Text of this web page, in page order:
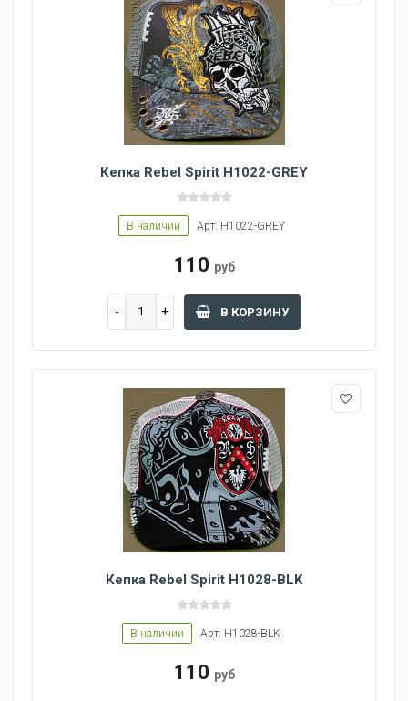
Кепка Rebel Spirit H1022-GREY
В наличии Арт: H1022-GREY
110 руб
В КОРЗИНУ
Кепка Rebel Spirit H1028-BLK
В наличии Арт: H1028-BLK
110 руб